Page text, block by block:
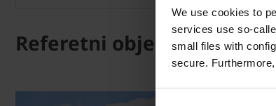
We use cookies to
services use so-
small files with
secure.
Referetni objekti